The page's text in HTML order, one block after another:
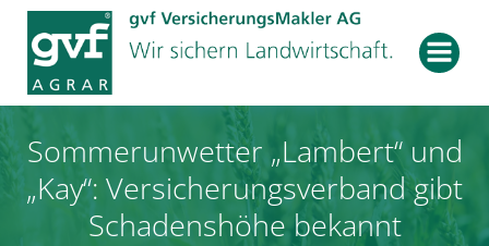
Zum
Inhalt
springen
Sommerunwetter „Lambert“ und
„Kay“: Versicherungsverband gibt
Schadenshöhe bekannt